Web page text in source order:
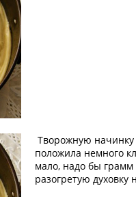
Творожную
положила немного
мало, надо бы грамм
разогретую